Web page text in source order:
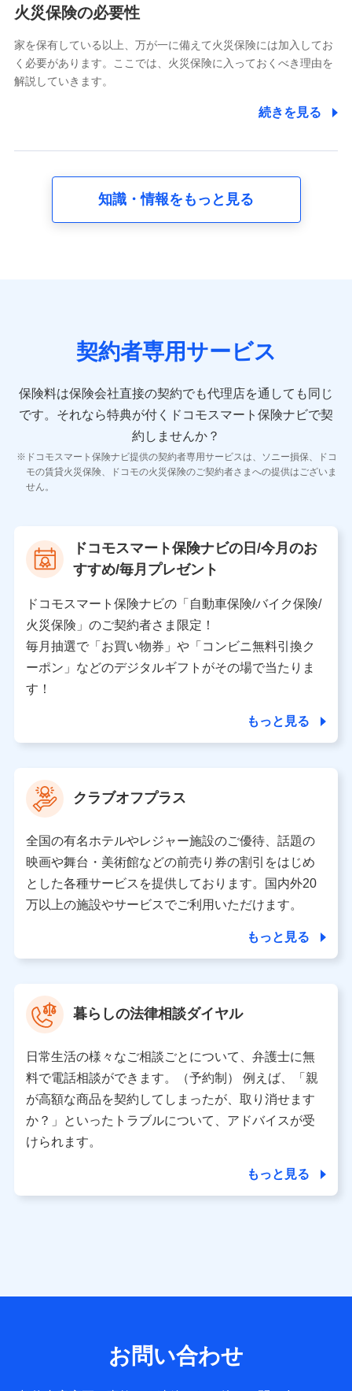
電話対応の品質向上およびお問合せ内容の正確な把握のため
6.採用応募者の個人情報
採用選考および入社手続を実施するため
8.取引先個人情報
取引先としての選定業務、営業情報の提供業務、契約締結手
10.受託業務の 個人情報
11.マイカー通勤管理クラウド並びに法人向けASPサー
ビスに関してのお問い合わせ情報
各種お問い合わせに対応するため
当社のサービスに関する情報提供や、皆様に有用なお知らせ
をお送りするため
当社の対応品質向上やお問い合わせ内容の正確な把握のため
個人情報保護管理者の職名、連絡先
〒103-0013 東京都中央区日本橋人形町2-14-10 アー
バンネット日本橋ビル 3F
株式会社ドコモ・インシュアランス
個人情報の第三者提供について
当社は利用目的の達成に必要な範囲内において個人情報
の取り扱いの全部または一部を委託する場合がありま
す。
個人データの共同利用
当社は株式会社NTTドコモとの間で、以下のとおり個
人データを共同利用します。
氏名、電話番号、メールアドレス、お客さまの識別子、属
性、連絡先、dポイントサービスのご利用に関する情報。例
として、dポイントカード番号、性別、年齢、家族構成、住
所、dポイント残高、dポイント利用履歴などが含まれます。
利用情報
当社又は株式会社NTTドコモが提供する各種サービスなどの
ご契約・ご利用などに関する情報。例として、当社又は株式
会社NTTドコモが提供する各種サービスのご契約状態・ご利
用履歴インターネット利用時の行動に関する情報、アプリケ
ーション利用時の行動に関する情報、購入されたサービスや
当社又は株式会社NTTドコモが提供する保険関連サービスに
送信履歴などの情報）が含まれます。
火災保険の必要性
家を保有している以上、万が一に備えて火災保険には加入してお
く必要があります。ここでは、火災保険に入っておくべき理由を
解説していきます。
続きを見る
知識・情報をもっと見る
契約者専用サービス
保険料は保険会社直接の契約でも代理店を通しても同じ
です。 それなら特典が付くドコモスマート保険ナビで契
約しませんか？
ドコモスマート保険ナビ提供の契約者専用サービスは、ソニー損保、ドコ
モの賃貸火災保険、ドコモの火災保険のご契約者さまへの提供はございま
せん。
ドコモスマート保険ナビの日/今月のお
すすめ/毎月プレゼント
ドコモスマート保険ナビの「自動車保険/バイク保険/
火災保険」のご契約者さま限定！
毎月抽選で「お買い物券」や「コンビニ無料引換ク
ーポン」などのデジタルギフトがその場で当たりま
す！
もっと見る
クラブオフプラス
全国の有名ホテルやレジャー施設のご優待、話題の
映画や舞台・美術館などの前売り券の割引をはじめ
とした各種サービスを提供しております。国内外20
万以上の施設やサービスでご利用いただけます。
もっと見る
暮らしの法律相談ダイヤル
日常生活の様々なご相談ごとについて、弁護士に無
料で電話相談ができます。（予約制） 例えば、「親
が高額な商品を契約してしまったが、取り消せます
か？」といったトラブルについて、アドバイスが受
けられます。
もっと見る
お問い合わせ